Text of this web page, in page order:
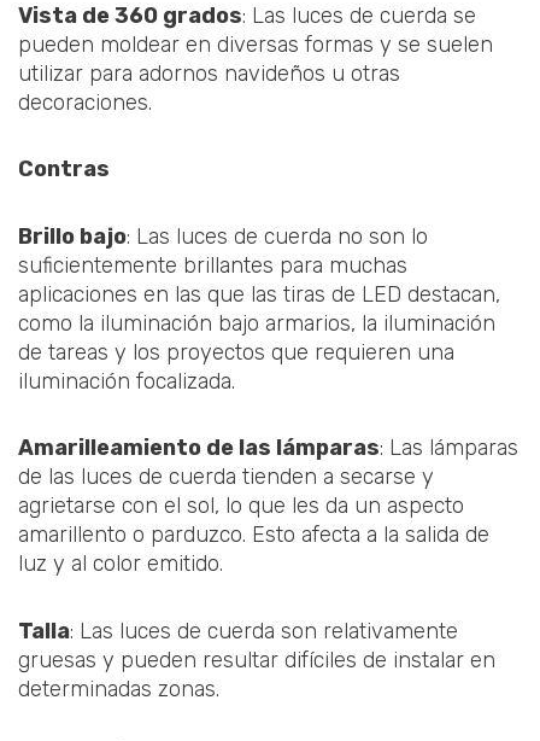
Vista de 360 grados: Las luces de cuerda se
pueden moldear en diversas formas y se suelen
utilizar para adornos navideños u otras
decoraciones.
Contras
Brillo bajo: Las luces de cuerda no son lo
suficientemente brillantes para muchas
aplicaciones en las que las tiras de LED destacan,
como la iluminación bajo armarios, la iluminación
de tareas y los proyectos que requieren una
iluminación focalizada.
Amarilleamiento de las lámparas: Las lámparas
de las luces de cuerda tienden a secarse y
agrietarse con el sol, lo que les da un aspecto
amarillento o parduzco. Esto afecta a la salida de
luz y al color emitido.
Talla: Las luces de cuerda son relativamente
gruesas y pueden resultar difíciles de instalar en
determinadas zonas.